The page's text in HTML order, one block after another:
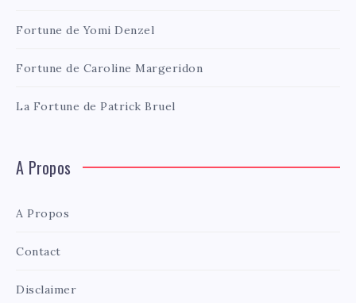
Fortune de Yomi Denzel
Fortune de Caroline Margeridon
La Fortune de Patrick Bruel
A Propos
A Propos
Contact
Disclaimer